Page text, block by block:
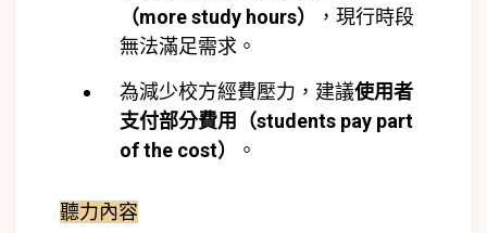
（more study hours）
，現行時段
無法滿足需求。
為減少校方經費壓力，建議使用者
支付部分費用（students pay part
of the cost）
。
聽力內容